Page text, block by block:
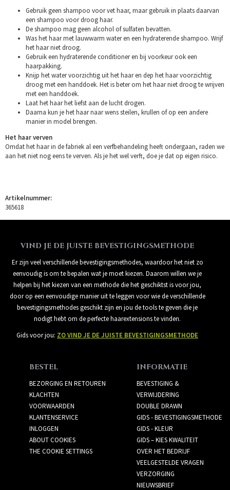
Gebruik geen shampoo voor vet haar, maar gebruik in plaats daarvan
een shampoo voor droog haar.
De shampoo mag geen alcohol of sulfaten bevatten.
Was het haar met lauwwarm water en een hydraterende shampoo. Wrijf
het haar niet droog.
Gebruik een hydraterende conditioner en bij voorkeur ook een
haarpakking.
Knijp het water voorzichtig uit het haar en dep het haar voorzichtig
droog met een handdoek. Het is beter om het haar niet droog te wrijven
met een handdoek.
Laat het haar het liefst aan de lucht drogen.
Daarna kun je het haar naar wens steilen, krullen of op een andere
manier in model brengen.
Het haar verven
Omdat het haar in de fabriek al een verfbehandeling heeft ondergaan, raden we
aan het niet nog eens te verven. Als je het wel verft, doe je dat op eigen risico.
Artikelnummer:
365618
VIND JE DE JUISTE BEVESTIGINGSMETHODE
Er zijn veel verschillende bevestigingsmethodes, waardoor het niet zo
eenvoudig is om te bepalen wat je moet kiezen. Daarom willen we je
helpen bij het kiezen van een methode die het geschiktst is voor jou,
door op een eenvoudige manier uit te leggen voor wie de verschillende
bevestigingsmethodes geschikt zijn en jou de tools te geven die je
nodigt hebt om de perfecte haarextensions te vinden.
Gids voor jou: ZO VIND JE DE JUISTE BEVESTIGINGSMETHODE
BESTEL
BEZORGING EN RETOUREN
KLACHTEN
VOORWAARDEN
KLANTENSERVICE
INLOGGEN
ABOUT COOKIES
THE COOKIE SETTINGS
INFORMATIE
BEVESTIGING &
VERWIJDERING
DOUBLE DRAWN
GIDS - BEVESTIGINGSMETHODE
GIDS - KLEUR
GIDS – KIES KWALITEIT
OVER HET BEDRIJF
VEELGESTELDE VRAGEN
VERZORGING
NIEUWSBRIEF